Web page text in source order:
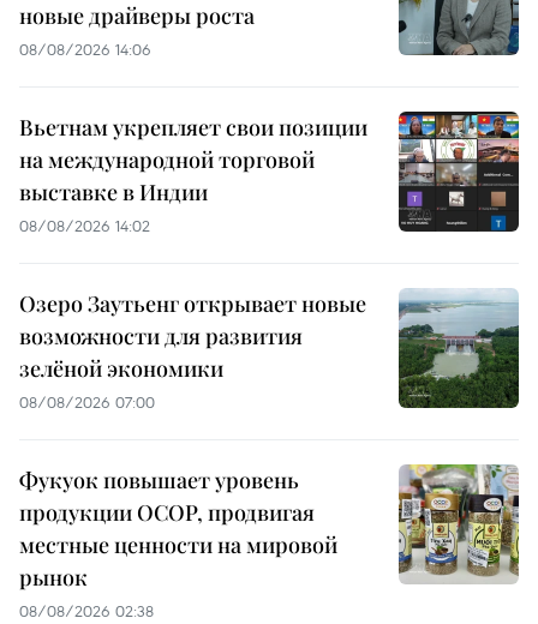
новые драйверы роста
08/08/2026 14:06
Вьетнам укрепляет свои позиции
на международной торговой
выставке в Индии
08/08/2026 14:02
Озеро Заутьенг открывает новые
возможности для развития
зелёной экономики
08/08/2026 07:00
Фукуок повышает уровень
продукции OCOP, продвигая
местные ценности на мировой
рынок
08/08/2026 02:38